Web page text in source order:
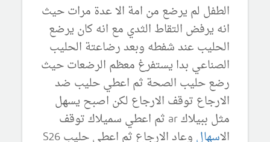
الطفل لم يرضع من امة الا عدة مرات حيث
انه يرفض التقاط الثدي مع انه كان يرضع
الحليب عند شفطه وبعد رضاعتة الحليب
الصناعي بدا يستفرغ معظم الرضعات حيث
رضع حليب الصحة ثم اعطي حليب ضد
الارجاع توقف الارجاع لكن اصبح يسهل
مثل ببيلاك ar ثم اعطي سميلاك توقف
الاسهال
وعاد الارجاع ثم اعطي حليب S26